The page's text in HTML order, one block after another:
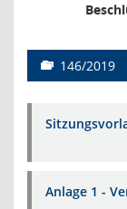
146/2019
Anlage 1 -